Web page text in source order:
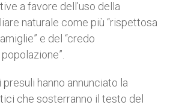
a favore dell’uso della
naturale come più “rispettosa
e del “credo
hanno annunciato la
che sosterranno il testo del